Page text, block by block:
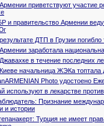
приветствуют участие
и правительство Армении
ДТП в Грузии
заработала
в течение последних
начальница ЖЭКа топтала
Photo удостоено
используют в лекарстве
Признание
и истории
Турция не имеет